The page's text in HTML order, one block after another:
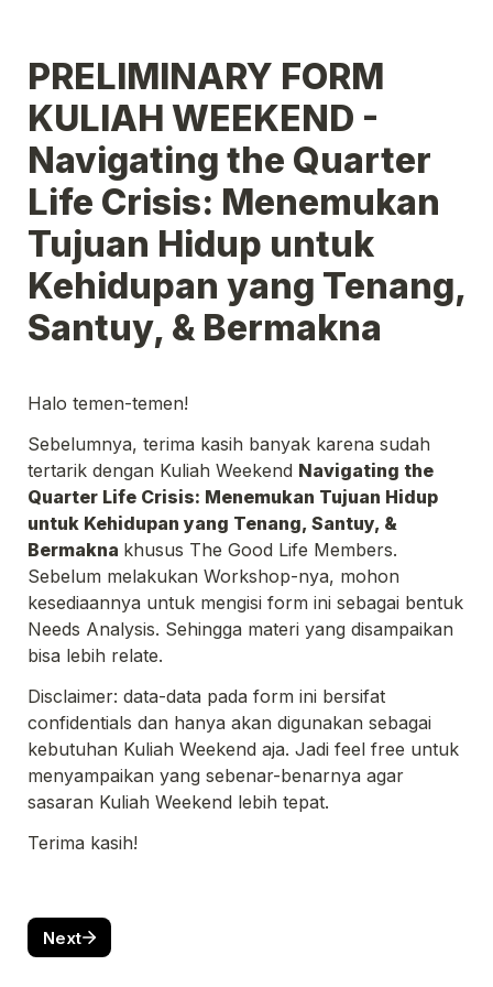
PRELIMINARY FORM
Navigating the Quarter
Life Crisis: Menemukan
Tujuan Hidup untuk
Kehidupan yang Tenang,
Santuy, & Bermakna
Halo temen-temen!
Sebelumnya, terima kasih banyak karena sudah
tertarik dengan Kuliah Weekend
Quarter Life Crisis: Menemukan Tujuan Hidup
untuk Kehidupan yang Tenang, Santuy, &
Bermakna khusus The Good Life Members.
Sebelum melakukan Workshop-nya, mohon
kesediaannya untuk mengisi form ini sebagai bentuk
Needs Analysis. Sehingga materi yang disampaikan
bisa lebih relate.
Disclaimer: data-data pada form ini bersifat
confidentials dan hanya akan digunakan sebagai
kebutuhan Kuliah Weekend aja. Jadi feel free untuk
menyampaikan yang sebenar-benarnya agar
sasaran Kuliah Weekend lebih tepat.
Terima kasih!
Next